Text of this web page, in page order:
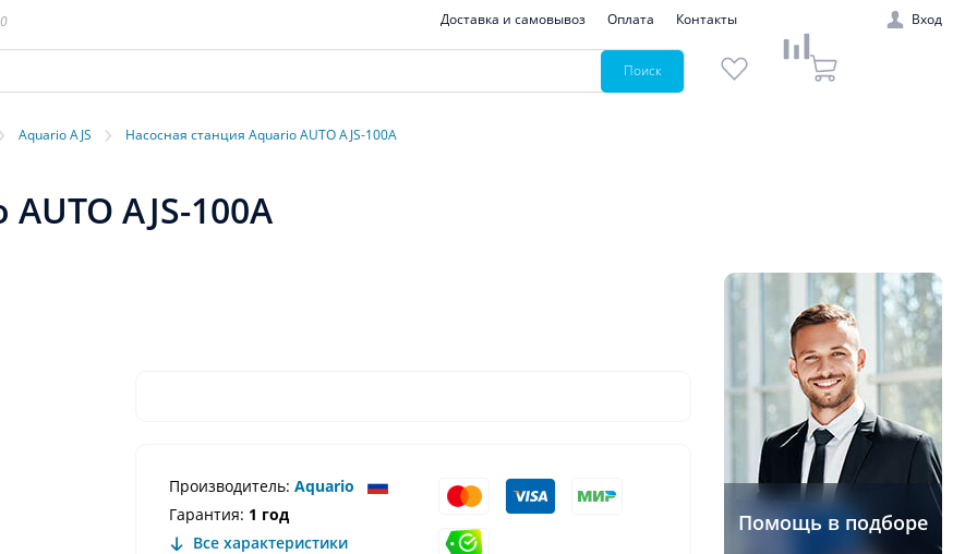
Доставка и самовывоз Оплата Контакты Вход
Поиск
Aquario AJS › Насосная станция Aquario AUTO AJS-100A
AJS-100A
Производитель: Aquario
Гарантия: 1 год
Все характеристики
Помощь в подборе